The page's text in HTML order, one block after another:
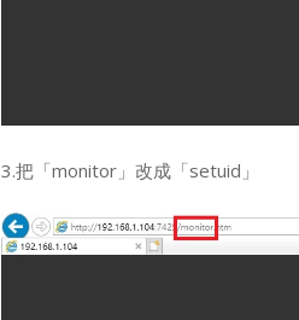
3.把「monitor」改成「setuid」